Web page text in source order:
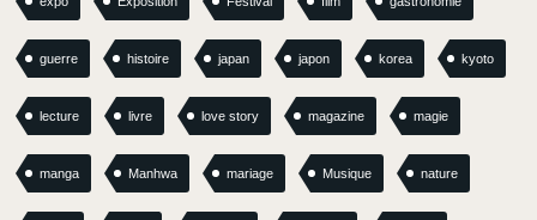
guerre histoire japan japon korea kyoto
lecture livre love story magazine magie
manga Manhwa mariage Musique nature